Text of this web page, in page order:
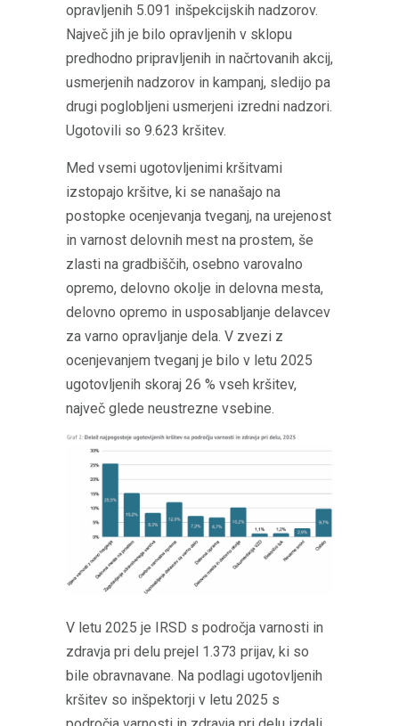
opravljenih 5.091 inšpekcijskih nadzorov.
Največ jih je bilo opravljenih v sklopu
predhodno pripravljenih in načrtovanih akcij,
usmerjenih nadzorov in kampanj, sledijo pa
drugi poglobljeni usmerjeni izredni nadzori.
Ugotovili so 9.623 kršitev.
Med vsemi ugotovljenimi kršitvami
izstopajo kršitve, ki se nanašajo na
postopke ocenjevanja tveganj, na urejenost
in varnost delovnih mest na prostem, še
zlasti na gradbiščih, osebno varovalno
opremo, delovno okolje in delovna mesta,
delovno opremo in usposabljanje delavcev
za varno opravljanje dela. V zvezi z
ocenjevanjem tveganj je bilo v letu 2025
ugotovljenih skoraj 26 % vseh kršitev,
največ glede neustrezne vsebine.
V letu 2025 je IRSD s področja varnosti in
zdravja pri delu prejel 1.373 prijav, ki so
bile obravnavane. Na podlagi ugotovljenih
kršitev so inšpektorji v letu 2025 s